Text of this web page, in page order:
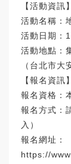
【活動資訊】
活動名稱：
活動日期：
活動地點：
（台北市大
【報名資訊】
報名資格：
報名方式：
入）
報名網址：
https://